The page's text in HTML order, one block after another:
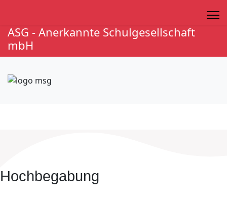
ASG - Anerkannte Schulgesellschaft
mbH
Hochbegabung